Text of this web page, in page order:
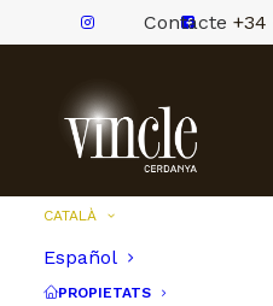
Contacte +34
CATALÀ
Español
PROPIETATS